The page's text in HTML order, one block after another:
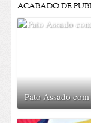
ACABADO DE
Pato Assado